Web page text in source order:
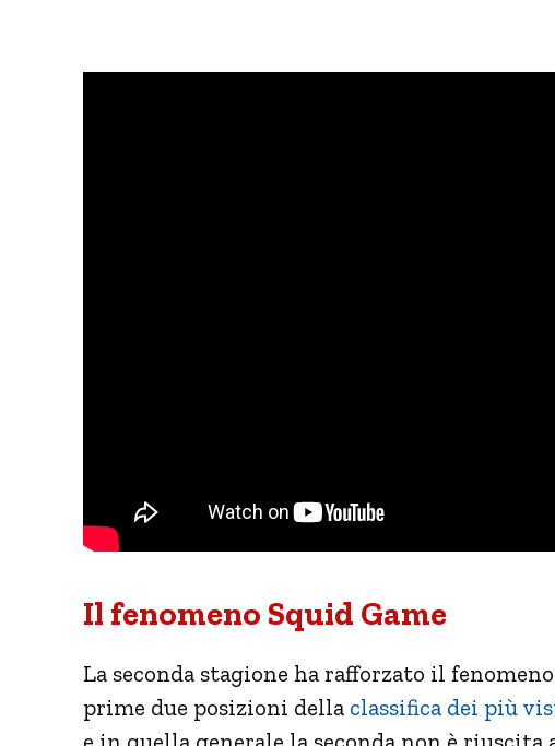
Il fenomeno Squid Game
La seconda stagione ha rafforzato il fenomeno
prime due posizioni della classifica dei più